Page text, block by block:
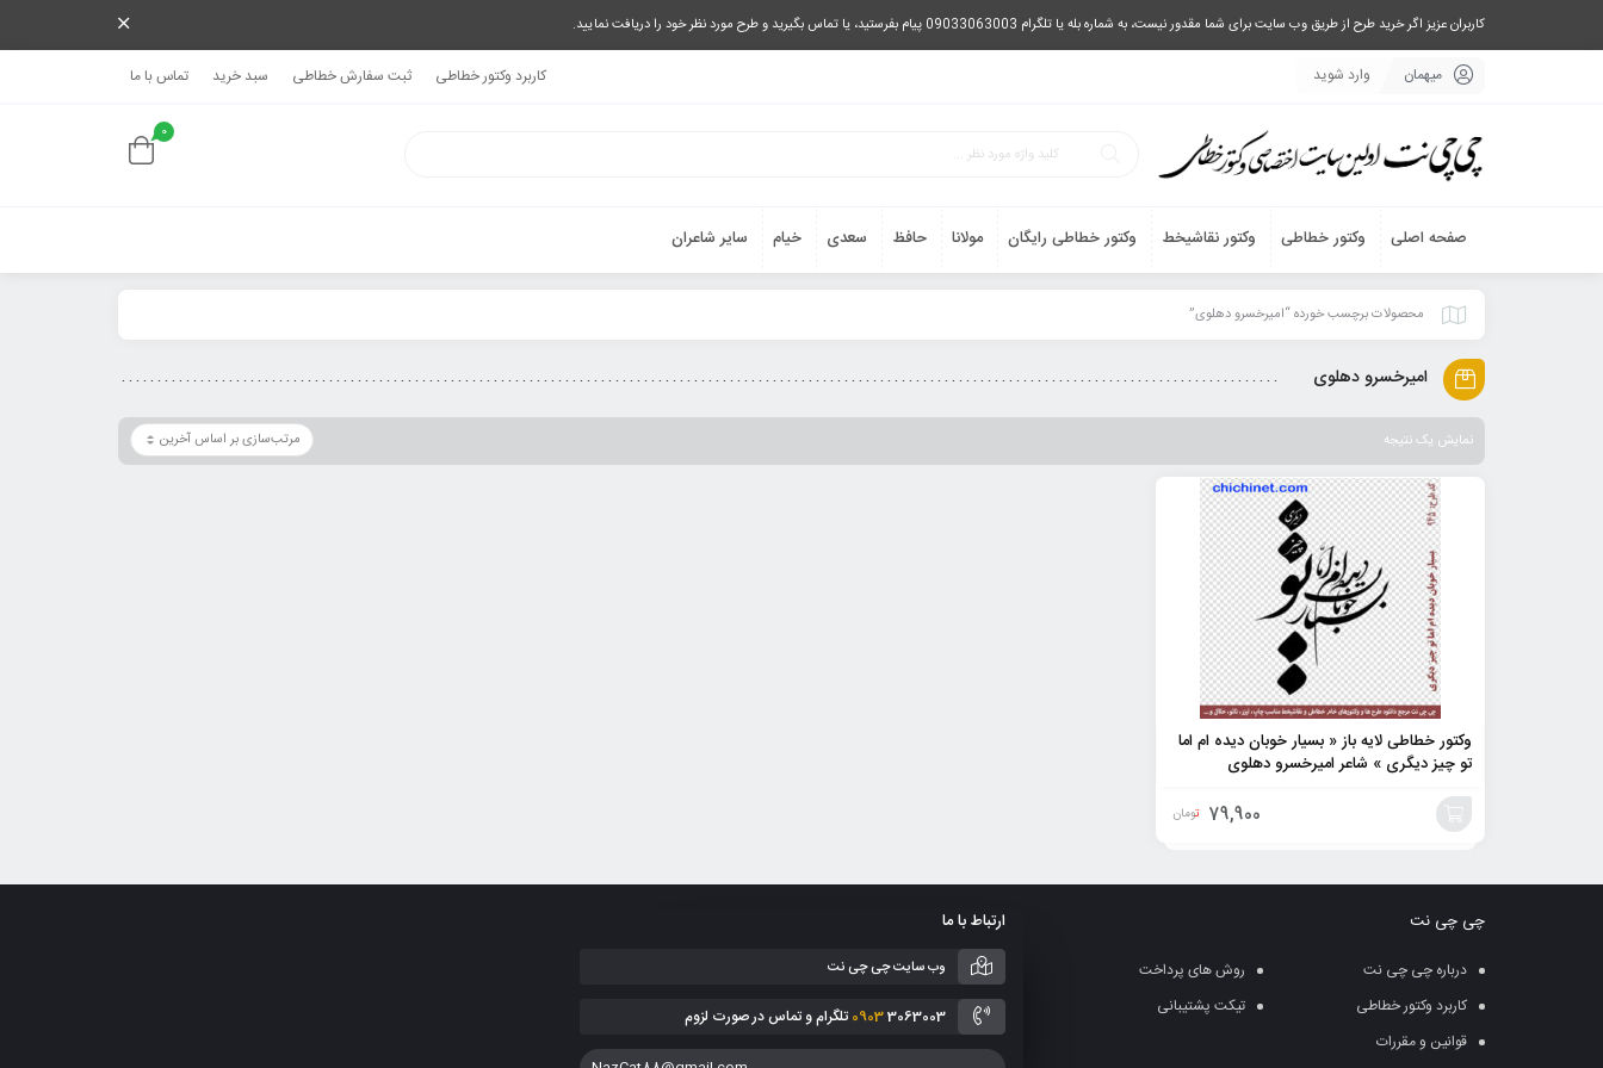
کاربران عزیز اگر خرید طرح از طریق وب سایت برای شما مقدور نیست، به شماره بله یا تلگرام 09033063003 پیام بفرستید، یا تماس بگیرید و طرح مورد نظر خود را دریافت نمایید.
میهمان وارد شوید کاربرد وکتور خطاطی ثبت سفارش خطاطی سبد خرید تماس با ما
0
صفحه اصلی وکتور خطاطی وکتور نقاشیخط وکتور خطاطی رایگان مولانا حافظ سعدی خیام سایر شاعران
محصولات برچسب خورده “امیرخسرو دهلوی”
امیرخسرو دهلوی
نمایش یک نتیجه
وکتور خطاطی لایه باز « بسیار خوبان دیده ام اما
تو چیز دیگری » شاعر امیرخسرو دهلوی
79,900 تومان
چی چی نت
درباره چی چی نت
روش های پرداخت
کاربرد وکتور خطاطی
تیکت پشتیبانی
قوانین و مقررات
ارتباط با ما
وب سایت چی چی نت
09033063003 تلگرام و تماس در صورت لزوم